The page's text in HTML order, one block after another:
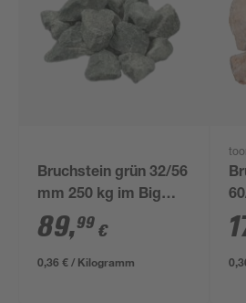
Bruchstein grün 32/56
mm 250 kg im Big
Bag
89,99 €
0,36 € / Kilogramm